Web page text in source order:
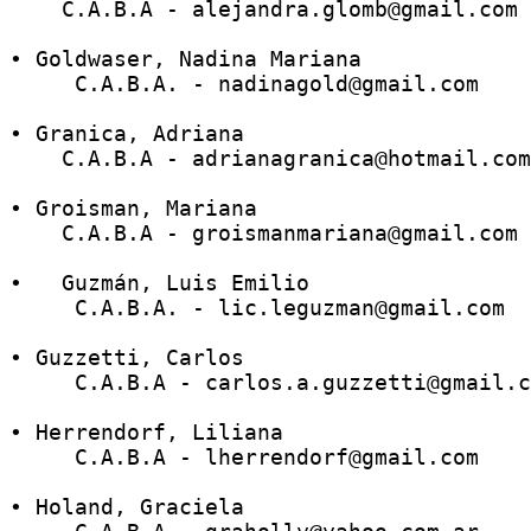
    C.A.B.A - alejandra.glomb@gmail.com
• Goldwaser, Nadina Mariana
     C.A.B.A. - nadinagold@gmail.com
• Granica, Adriana
    C.A.B.A - adrianagranica@hotmail.com
• Groisman, Mariana
    C.A.B.A - groismanmariana@gmail.com
•   Guzmán, Luis Emilio
     C.A.B.A. - lic.leguzman@gmail.com
• Guzzetti, Carlos
C.A.B.A -
• Herrendorf, Liliana
     C.A.B.A - lherrendorf@gmail.com
• Holand, Graciela